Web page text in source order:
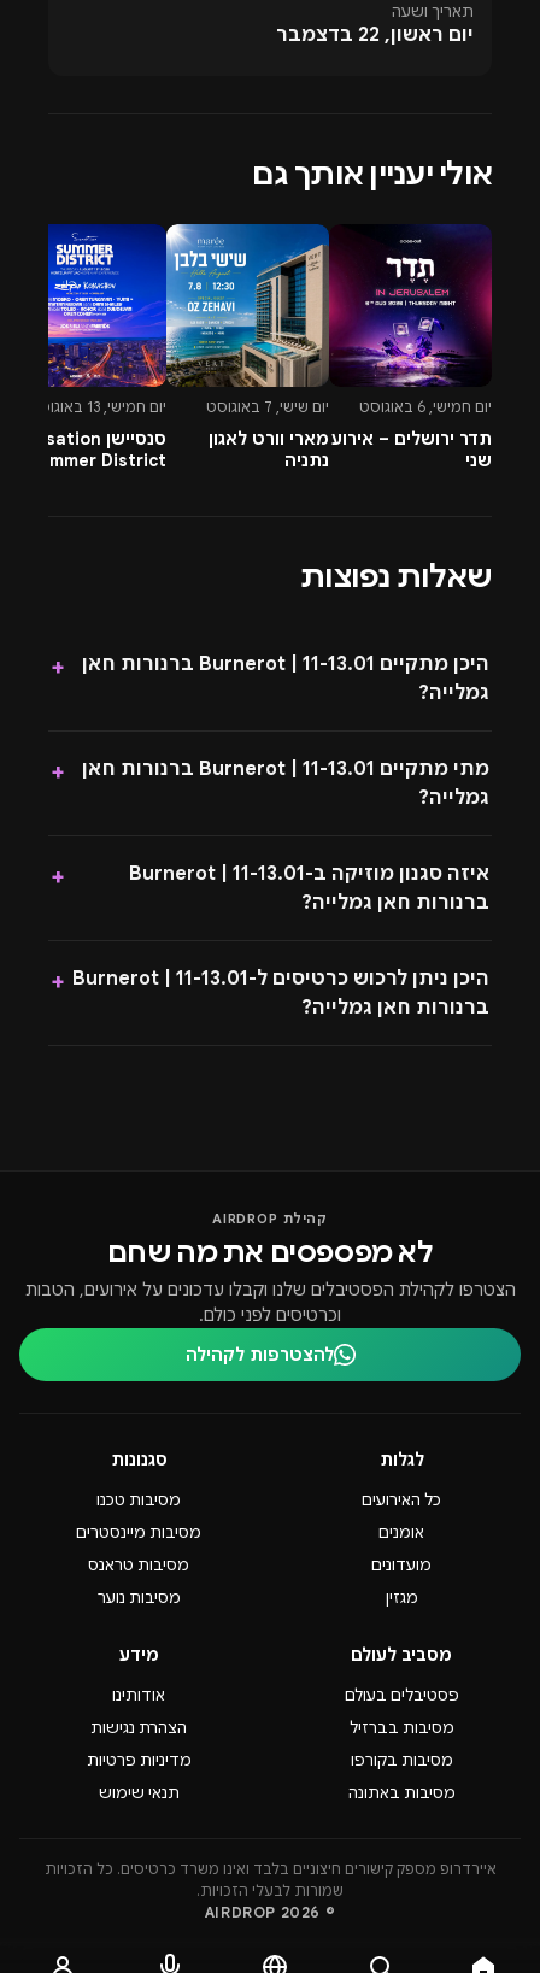
תאריך ושעה
יום ראשון, 22 בדצמבר
אולי יעניין אותך גם
יום חמישי, 6 באוגוסט
תדר ירושלים – אירוע
שני
יום שישי, 7 באוגוסט
מארי וורט לאגון
נתניה
יום חמישי, 13 באוגוסט
סנסיישן Sensation
Summer District
שאלות נפוצות
היכן מתקיים 11-13.01 | Burnerot ברנורות חאן
גמלייה?
+
מתי מתקיים 11-13.01 | Burnerot ברנורות חאן
גמלייה?
+
איזה סגנון מוזיקה ב-11-13.01 | Burnerot
ברנורות חאן גמלייה?
+
היכן ניתן לרכוש כרטיסים ל-11-13.01 | Burnerot
ברנורות חאן גמלייה?
+
קהילת AIRDROP
לא מפספסים את מה שחם
הצטרפו לקהילת הפסטיבלים שלנו וקבלו עדכונים על אירועים, הטבות
וכרטיסים לפני כולם.
להצטרפות לקהילה
לגלות
כל האירועים
אומנים
מועדונים
מגזין
סגנונות
מסיבות טכנו
מסיבות מיינסטרים
מסיבות טראנס
מסיבות נוער
מסביב לעולם
פסטיבלים בעולם
מסיבות בברזיל
מסיבות בקורפו
מסיבות באתונה
מידע
אודותינו
הצהרת נגישות
מדיניות פרטיות
תנאי שימוש
איירדרופ מספק קישורים חיצוניים בלבד ואינו משרד כרטיסים. כל הזכויות
שמורות לבעלי הזכויות.
© 2026 AIRDROP